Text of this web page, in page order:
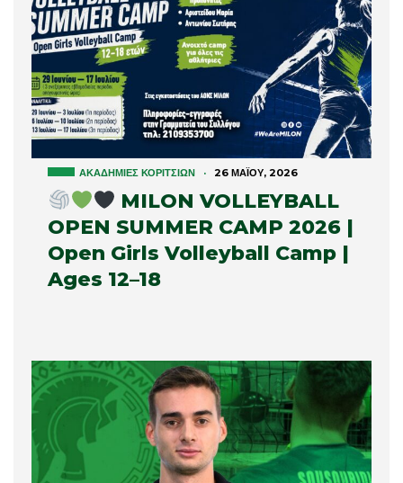
ΑΚΑΔΗΜΊΕΣ ΚΟΡΙΤΣΙΏΝ · 26 ΜΑΪ́ΟΥ, 2026
MILON VOLLEYBALL
OPEN SUMMER CAMP 2026 |
Open Girls Volleyball Camp |
Ages 12–18